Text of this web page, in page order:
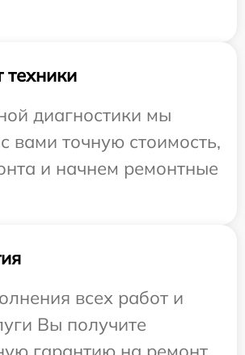
техники
диагностики мы
вами точную стоимость,
и начнем ремонтные
всех работ и
Вы получите